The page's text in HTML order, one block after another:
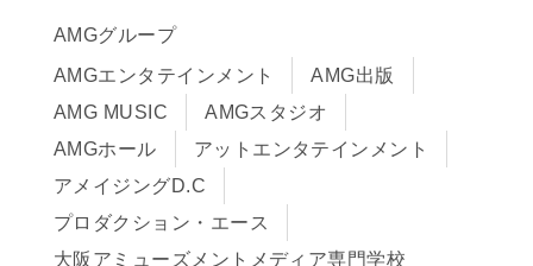
入学までの流れ
学費サポート・各種制度
学費について
Q&A
サイトポリシー
在校生・保護者の方へ
卒業生の皆様へ
AMGグループ
AMGエンタテインメント
AMG出版
AMG MUSIC
AMGスタジオ
AMGホール
アットエンタテインメント
アメイジングD.C
プロダクション・エース
大阪アミューズメントメディア専門学校